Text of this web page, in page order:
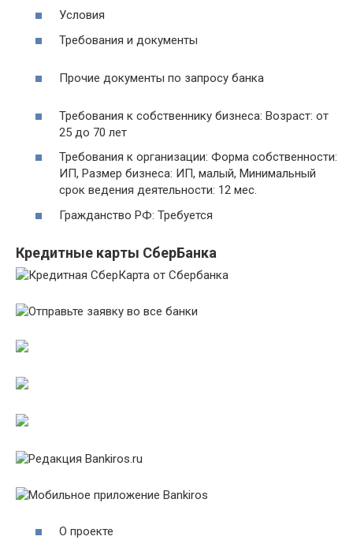
Условия
Требования и документы
Прочие документы по запросу банка
Требования к собственнику бизнеса: Возраст: от
25 до 70 лет
Требования к организации: Форма собственности:
ИП, Размер бизнеса: ИП, малый, Минимальный
срок ведения деятельности: 12 мес.
Гражданство РФ: Требуется
Кредитные карты СберБанка
О проекте